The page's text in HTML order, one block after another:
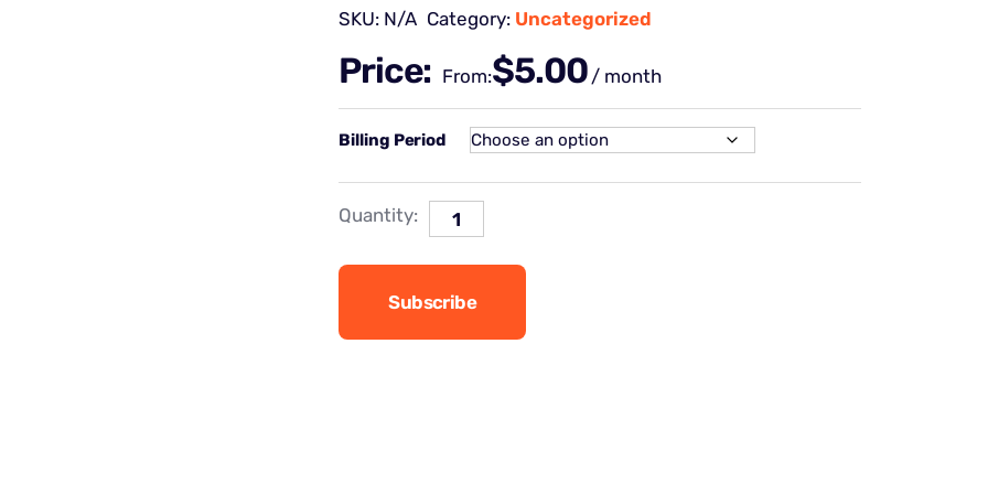
Price: From:$5.00 / month
Billing Period
Quantity:
Subscribe
SKU: N/A Category: Uncategorized